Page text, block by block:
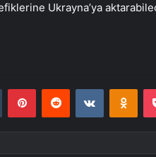
Ukrayna’ya
Tumblr PinterestReddit VKontakte